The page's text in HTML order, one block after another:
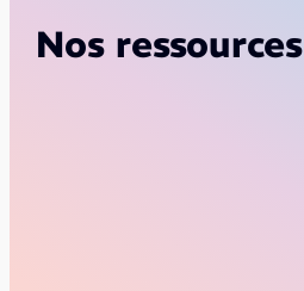
Nos ressources